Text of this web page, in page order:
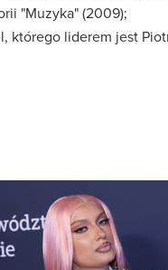
"Muzyka" (2009);
którego liderem jest